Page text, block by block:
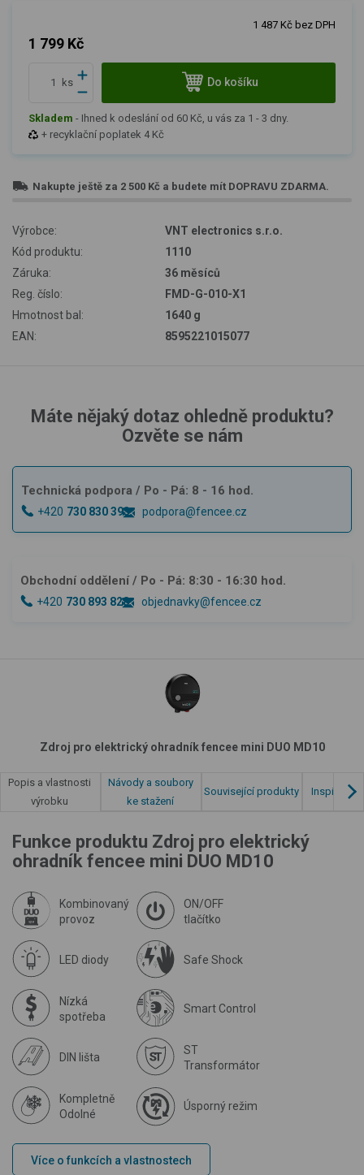
1 799 Kč
1 487 Kč bez DPH
ks Do košíku
+ recyklační poplatek 4 Kč
Skladem - Ihned k odeslání od 60 Kč, u vás za 1 - 3 dny.
Nakupte ještě za 2 500 Kč a budete mít DOPRAVU ZDARMA.
Výrobce:
VNT electronics s.r.o.
Kód produktu:
1110
Záruka:
36 měsíců
Reg. číslo:
FMD-G-010-X1
Hmotnost bal:
1640 g
EAN:
8595221015077
Máte nějaký dotaz ohledně produktu?
Ozvěte se nám
Technická podpora / Po - Pá: 8 - 16 hod.
+420 730 830 393 podpora@fencee.cz
Obchodní oddělení / Po - Pá: 8:30 - 16:30 hod.
+420 730 893 828 objednavky@fencee.cz
Zdroj pro elektrický ohradník fencee mini DUO MD10
Popis a vlastnosti
výrobku
Návody a soubory
ke stažení
Související produkty Inspirace
Funkce produktu Zdroj pro elektrický
ohradník fencee mini DUO MD10
Kombinovaný
provoz
ON/OFF
tlačítko
LED diody Safe Shock
Nízká
spotřeba
Smart Control
DIN lišta
ST
Transformátor
Kompletně
Odolné
Úsporný režim
Více o funkcích a vlastnostech